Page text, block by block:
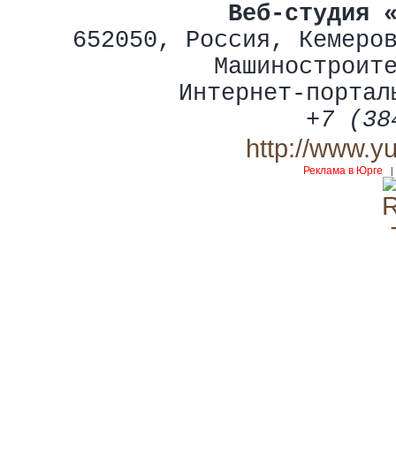
Веб-студия
652050, Россия ,
Интернет-
+7
http://
Реклама в Юрге